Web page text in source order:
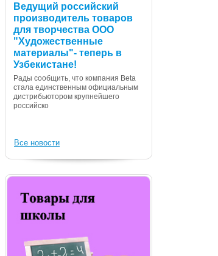
Ведущий российский
производитель товаров
для творчества ООО
"Художественные
материалы"- теперь в
Узбекистане!
Рады сообщить, что компания Beta
стала единственным официальным
дистрибьютором крупнейшего
российско
Все новости